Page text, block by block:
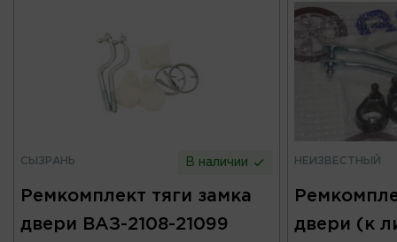
СЫЗРАНЬ В наличии
Ремкомплект тяги замка
двери ВАЗ-2108-21099
НЕИЗВЕСТНЫЙ
двери (к